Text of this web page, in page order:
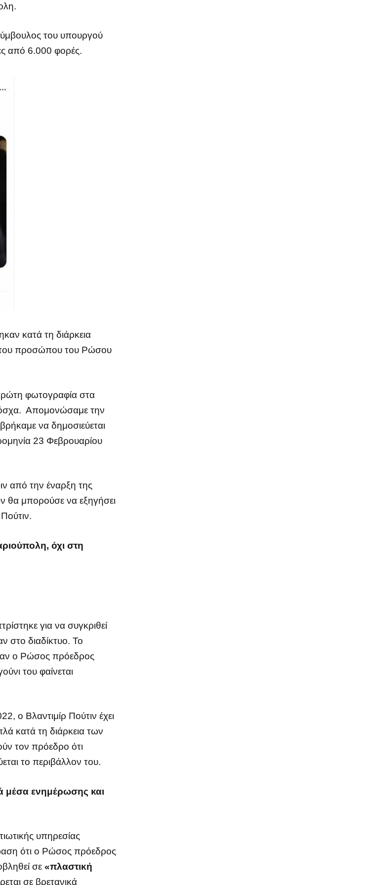
του υπουργού
από 6.000 φορές.
κατά τη διάρκεια
του προσώπου του Ρώσου
φωτογραφία στα
Απομονώσαμε την
να δημοσιεύεται
23 Φεβρουαρίου
από την έναρξη της
θα μπορούσε να εξηγήσει
όχι στη
για να συγκριθεί
στο διαδίκτυο. Το
ο Ρώσος πρόεδρος
του φαίνεται
ο Βλαντιμίρ Πούτιν έχει
κατά τη διάρκεια των
τον πρόεδρο ότι
το περιβάλλον του.
μέσα ενημέρωσης και
υπηρεσίας
ότι ο Ρώσος πρόεδρος
σε«πλαστική
σε βρετανικά